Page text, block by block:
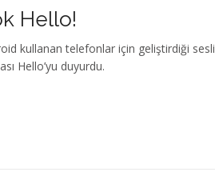
Hello!
kullanan telefonlar için geliştirdiği sesli
Hello’yu duyurdu.